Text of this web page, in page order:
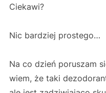
Ciekawi?
Nic bardziej prostego…
Na co dzień poruszam
wiem, że taki